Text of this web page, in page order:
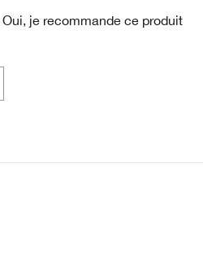
Oui, je recommande ce produit